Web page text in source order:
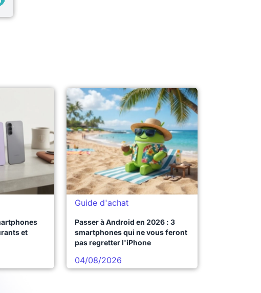
et
Guide d'achat
Passer à Android en 2026 : 3
smartphones qui ne vous feront
pas regretter l'iPhone
04/08/2026